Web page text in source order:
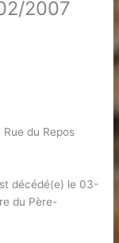
2007
du Repos
décédé(e) le 03-
du Père-